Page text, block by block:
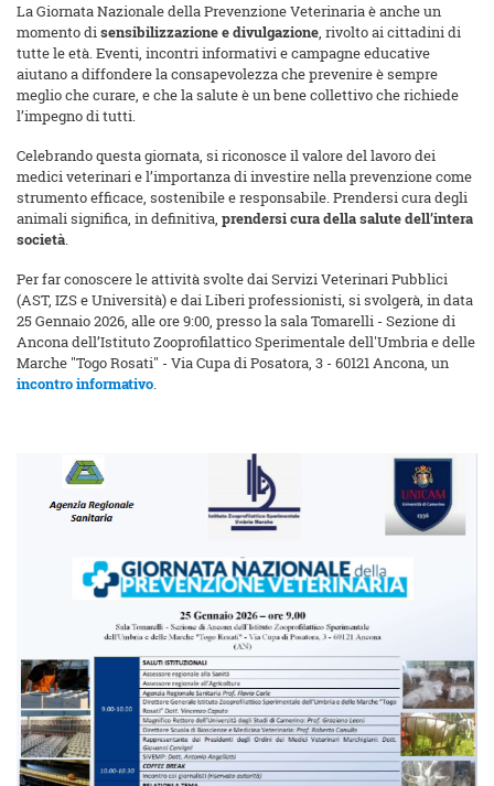
La Giornata Nazionale della Prevenzione Veterinaria è anche un
momento disensibilizzazione e divulgazione, rivolto ai cittadini di
tutte le età. Eventi, incontri informativi e campagne educative
aiutano a diffondere la consapevolezza che prevenire è sempre
meglio che curare, e che la salute è un bene collettivo che richiede
l’impegno di tutti.
Celebrando questa giornata, si riconosce il valore del lavoro dei
medici veterinari e l’importanza di investire nella prevenzione come
strumento efficace, sostenibile e responsabile. Prendersi cura degli
animali significa, in definitiva, prendersi cura della salute dell’intera
società.
Per far conoscere le attività svolte dai Servizi Veterinari Pubblici
(AST, IZS e Università) e dai Liberi professionisti, si svolgerà, in data
25 Gennaio 2026, alle ore 9:00, presso la sala Tomarelli - Sezione di
Ancona dell’Istituto Zooprofilattico Sperimentale dell'Umbria e delle
Marche "Togo Rosati" - Via Cupa di Posatora, 3 - 60121 Ancona, un
incontro informativo.